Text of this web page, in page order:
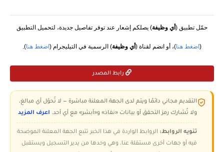
حمّل تطبيق ( أي وظيفة) يصلكم إشعار عند توفر تفاصيل جديدة، لتحميل التطبيق
( اضغط هنا)، أو انضم لقناة ( أي وظيفة) الرسمية في التيليجرام ( اضغط هنا).
رابط المصدر
التقديم مجاني دائمًا ويتم لدى الجهة المعلنة مباشرة — لا تُحوّل أي مبالغ،
ولا تُشارك رمز التحقق أو بيانات «نفاذ» و«أبشر» مع أي أحد. اعرف المزيد
تنويه الروابط: الروابط الواردة في هذا الخبر تتبع الجهة المعلنة الموضحة
فيه أو جهات أخرى مستقلة عنا، وهي وحدها من يدير التسجيل ويستقبل